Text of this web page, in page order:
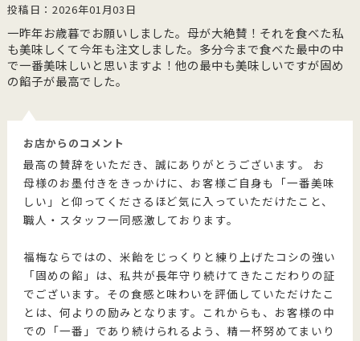
投稿日：2026年01月03日
一昨年お歳暮でお願いしました。母が大絶賛！それを食べた私
も美味しくて今年も注文しました。多分今まで食べた最中の中
で一番美味しいと思いますよ！他の最中も美味しいですが固め
の餡子が最高でした。
お店からのコメント
最高の賛辞をいただき、誠にありがとうございます。 お
母様のお墨付きをきっかけに、お客様ご自身も「一番美味
しい」と仰ってくださるほど気に入っていただけたこと、
職人・スタッフ一同感激しております。
福梅ならではの、米飴をじっくりと練り上げたコシの強い
「固めの餡」は、私共が長年守り続けてきたこだわりの証
でございます。その食感と味わいを評価していただけたこ
とは、何よりの励みとなります。これからも、お客様の中
での「一番」であり続けられるよう、精一杯努めてまいり